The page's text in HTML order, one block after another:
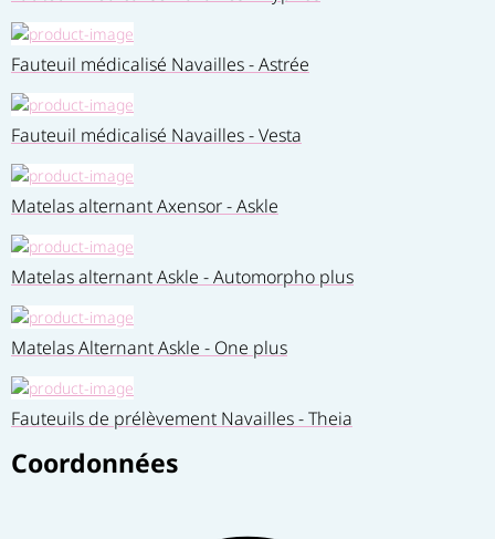
Fauteuil médicalisé Navailles - Astrée
Fauteuil médicalisé Navailles - Vesta
Matelas alternant Axensor - Askle
Matelas alternant Askle - Automorpho plus
Matelas Alternant Askle - One plus
Fauteuils de prélèvement Navailles - Theia
Coordonnées